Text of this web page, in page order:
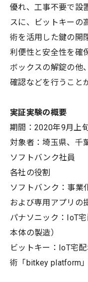
優れ、工事不要で設
スに、ビットキーの
術を活用した鍵の開
利便性と安全性を確
ボックスの解錠の他
確認などを行うこと
実証実験の概要
期間：2020年9月上
対象者：埼玉県、千
ソフトバンク社員
各社の役割
ソフトバンク：事業
および専用アプリの
パナソニック：IoT
本体の製造）
ビットキー：IoT宅
術「bitkey platform」